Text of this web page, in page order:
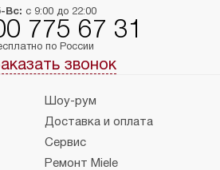
Вс: с 9:00 до 22:00
775 67 31
по России
звонок
Шоу-рум
Доставка и оплата
Сервис
Ремонт Miele